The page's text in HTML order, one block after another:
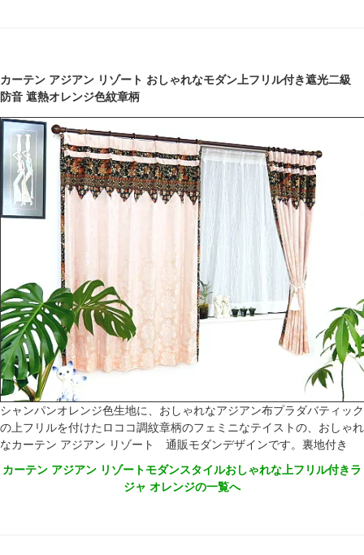
カーテン アジアン リゾート おしゃれなモダン上フリル付き遮光二級
防音 遮熱オレンジ色紋章柄
シャンパンオレンジ色生地に、おしゃれなアジアン布プラダバティック
の上フリルを付けたロココ調紋章柄のフェミニなテイストの、おしゃれ
なカーテン アジアン リゾート 通販モダンデザインです。裏地付き
カーテン アジアン リゾートモダンスタイルおしゃれな上フリル付きラ
ジャ オレンジの一覧へ